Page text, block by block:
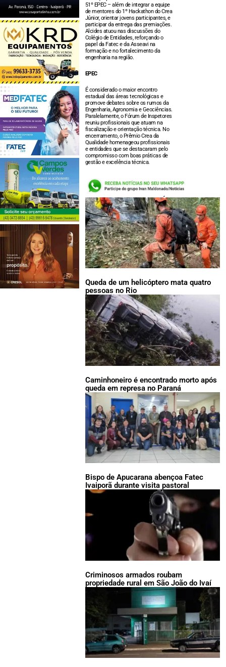
51º EPEC – além de integrar a equipe
de mentores do 1º Hackathon do Crea
Júnior, orientar jovens participantes, e
participar da entrega das premiações.
Alcides atuou nas discussões do
Colégio de Entidades, reforçando o
papel da Fatec e da Asseavi na
formação e no fortalecimento da
engenharia na região.
EPEC
É considerado o maior encontro
estadual das áreas tecnológicas e
promove debates sobre os rumos da
Engenharia, Agronomia e Geociências.
Paralelamente, o Fórum de Inspetores
reuniu profissionais que atuam na
fiscalização e orientação técnica. No
encerramento, o Prêmio Crea da
Qualidade homenageou profissionais
e entidades que se destacaram pelo
compromisso com boas práticas de
gestão e excelência técnica.
LEIA TAMBÉM:
Queda de um helicóptero mata quatro
pessoas no Rio
Caminhoneiro é encontrado morto após
queda em represa no Paraná
Bispo de Apucarana abençoa Fatec
Ivaiporã durante visita pastoral
Criminosos armados roubam
propriedade rural em São João do Ivaí